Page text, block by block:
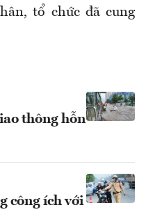
tổ chức đã cung
thông hỗn
công ích với